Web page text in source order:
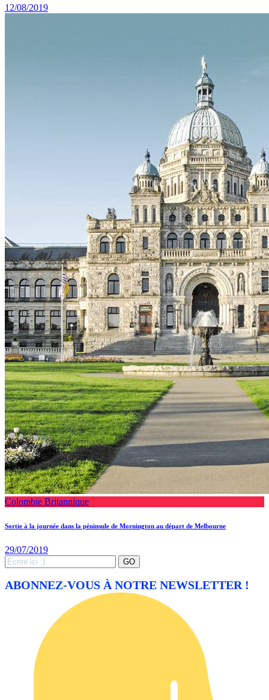
12/08/2019
Colombie Britannique
Sortie à la journée dans la péninsule de Mornington au départ de Melbourne
29/07/2019
Search
for:
GO
ABONNEZ-VOUS À NOTRE NEWSLETTER !